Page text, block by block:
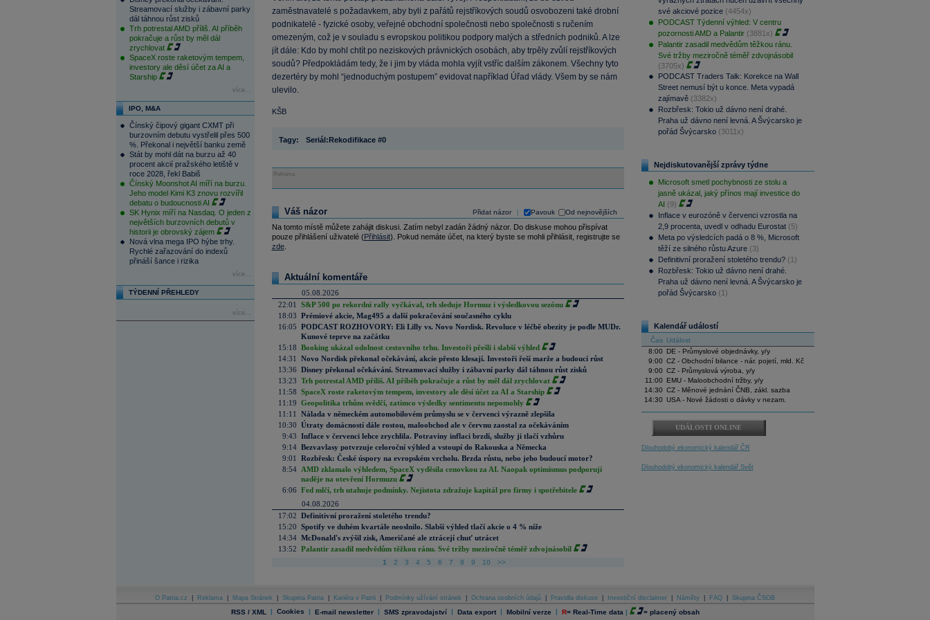
Streamovací služby i zábavní parky
dál táhnou růst zisků
Trh potrestal AMD příliš. AI příběh
pokračuje a růst by měl dál
zrychlovat
SpaceX roste raketovým tempem,
investory ale děsí účet za AI a
Starship
více...
IPO, M&A
Čínský čipový gigant CXMT při
burzovním debutu vystřelil přes 500
%. Překonal i největší banku země
Stát by mohl dát na burzu až 40
procent akcií pražského letiště v
roce 2028, řekl Babiš
Čínský Moonshot AI míří na burzu.
Jeho model Kimi K3 znovu rozvířil
debatu o budoucnosti AI
SK Hynix míří na Nasdaq. O jeden z
největších burzovních debutů v
historii je obrovský zájem
Nová vlna mega IPO hýbe trhy.
Rychlé zařazování do indexů
přináší šance i rizika
více...
TÝDENNÍ PŘEHLEDY
více...
zaměstnavatelé s požadavkem, aby byli z pařátů rejstříkových soudů osvobozeni také drobní
podnikatelé - fyzické osoby, veřejné obchodní společnosti nebo společnosti s ručením
omezeným, což je v souladu s evropskou politikou podpory malých a středních podniků. A lze
jít dále: Kdo by mohl chtít po neziskových právnických osobách, aby trpěly zvůlí rejstříkových
soudů? Předpokládám tedy, že i jim by vláda mohla vyjít vstříc dalším zákonem. Všechny tyto
dezertéry by mohl “jednoduchým postupem” evidovat například Úřad vlády. Všem by se nám
ulevilo.
KŠB
Tagy: Seriál:Rekodifikace #0
Reklama
Přidat názor Pavouk Od nejnovějších
Váš názor
Na tomto místě můžete zahájit diskusi. Zatím nebyl zadán žádný názor. Do diskuse mohou přispívat
pouze přihlášení uživatelé (Přihlásit). Pokud nemáte účet, na který byste se mohli přihlásit, registrujte se
zde.
Aktuální komentáře
05.08.2026
22:01
S&P 500 po rekordní rally vyčkával, trh sleduje Hormuz i výsledkovou sezónu
18:03 Prémiové akcie, Mag495 a další pokračování současného cyklu
16:05 PODCAST ROZHOVORY: Eli Lilly vs. Novo Nordisk. Revoluce v léčbě obezity je podle MUDr.
Kunové teprve na začátku
15:18 Booking ukázal odolnost cestovního trhu. Investoři přešli i slabší výhled
14:31
Novo Nordisk překonal očekávání, akcie přesto klesají. Investoři řeší marže a budoucí růst
13:36 Disney překonal očekávání. Streamovací služby i zábavní parky dál táhnou růst zisků
13:23 Trh potrestal AMD příliš. AI příběh pokračuje a růst by měl dál zrychlovat
11:58 SpaceX roste raketovým tempem, investory ale děsí účet za AI a Starship
11:19 Geopolitika trhům svědčí, zatímco výsledky sentimentu nepomohly
11:11
Nálada v německém automobilovém průmyslu se v červenci výrazně zlepšila
10:30 Útraty domácností dále rostou, maloobchod ale v červnu zaostal za očekáváním
9:43 Inflace v červenci lehce zrychlila. Potraviny inflaci brzdí, služby ji tlačí vzhůru
9:14 Bezvavlasy potvrzuje celoroční výhled a vstoupí do Rakouska a Německa
9:01
Rozbřesk: České úspory na evropském vrcholu. Brzda růstu, nebo jeho budoucí motor?
8:54
AMD zklamalo výhledem, SpaceX vyděsila cenovkou za AI. Naopak optimismus podporují
naděje na otevření Hormuzu
6:06 Fed mlčí, trh utahuje podmínky. Nejistota zdražuje kapitál pro firmy i spotřebitele
04.08.2026
17:02 Definitivní proražení stoletého trendu?
15:20 Spotify ve duhém kvartále neoslnilo. Slabší výhled tlačí akcie o 4 % níže
14:34 McDonald's zvýšil zisk, Američané ale ztrácejí chuť utrácet
13:52 Palantir zasadil medvědům těžkou ránu. Své tržby meziročně téměř zdvojnásobil
1 2 3 4 5 6 7 8 9 10 >>
své akciové pozice (4454x)
PODCAST Týdenní výhled: V centru
pozornosti AMD a Palantir (3881x)
Palantir zasadil medvědům těžkou ránu.
Své tržby meziročně téměř zdvojnásobil
(3705x)
PODCAST Traders Talk: Korekce na Wall
Street nemusí být u konce. Meta vypadá
zajímavě (3382x)
Rozbřesk: Tokio už dávno není drahé.
Praha už dávno není levná. A Švýcarsko je
pořád Švýcarsko (3011x)
Nejdiskutovanější zprávy týdne
Microsoft smetl pochybnosti ze stolu a
jasně ukázal, jaký přínos mají investice do
AI (9)
Inflace v eurozóně v červenci vzrostla na
2,9 procenta, uvedl v odhadu Eurostat (5)
Meta po výsledcích padá o 8 %, Microsoft
těží ze silného růstu Azure (3)
Definitivní proražení stoletého trendu? (1)
Rozbřesk: Tokio už dávno není drahé.
Praha už dávno není levná. A Švýcarsko je
pořád Švýcarsko (1)
Kalendář událostí
Čas Událost
8:00
DE - Průmyslové objednávky, y/y
9:00 CZ - Obchodní bilance - nár. pojetí, mld. Kč
9:00 CZ - Průmyslová výroba, y/y
11:00
EMU - Maloobchodní tržby, y/y
14:30 CZ - Měnové jednání ČNB, zákl. sazba
14:30 USA - Nové žádosti o dávky v nezam.
UDÁLOSTI ONLINE
Dlouhodobý ekonomický kalendář ČR
Dlouhodobý ekonomický kalendář Svět
O Patria.cz Reklama Mapa Stránek Skupina Patria Kariéra v Patrii Podmínky užívání stránek Ochrana osobních údajů Pravidla diskuse Investiční disclaimer Náměty FAQ Skupina ČSOB
RSS / XML | Cookies | E-mail newsletter | SMS zpravodajství | Data export | Mobilní verze | R= Real-Time data | = placený obsah